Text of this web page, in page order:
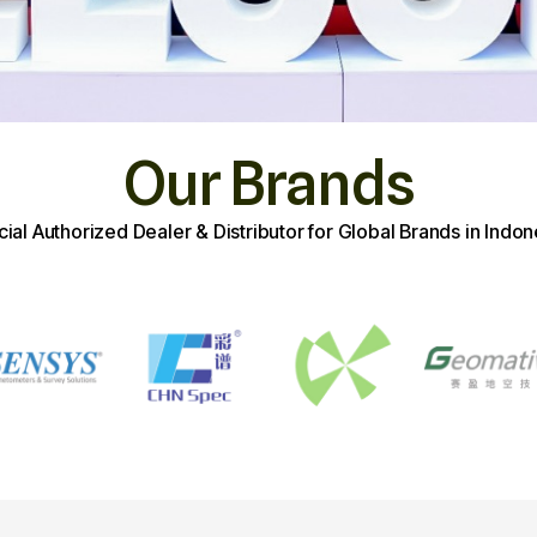
Our Brands
Authorized Dealer & Distributor for Global Brands in